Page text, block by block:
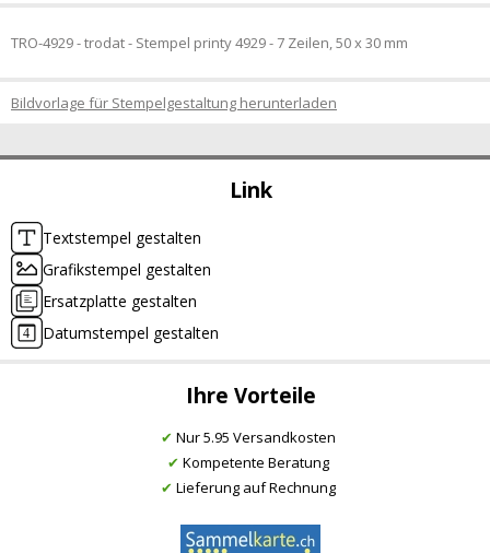
Link
Textstempel gestalten
Grafikstempel gestalten
Ersatzplatte gestalten
Datumstempel gestalten
Ihre Vorteile
✔ Nur 5.95 Versandkosten
✔ Kompetente Beratung
✔ Lieferung auf Rechnung
TRO-4929 - trodat - Stempel printy 4929 - 7 Zeilen, 50 x 30 mm
Bildvorlage für Stempelgestaltung herunterladen